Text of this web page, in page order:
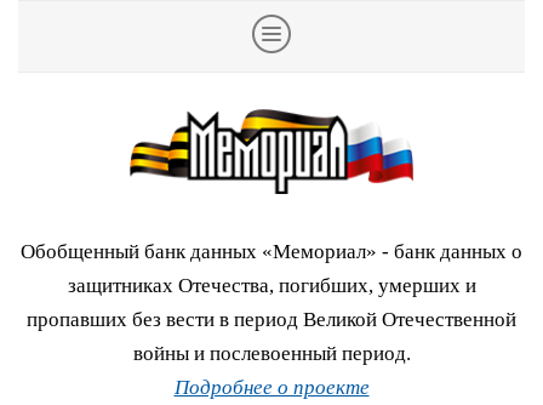
Обобщенный банк данных «Мемориал» - банк данных о
защитниках Отечества, погибших, умерших и
пропавших без вести в период Великой Отечественной
войны и послевоенный период.
Подробнее о проекте